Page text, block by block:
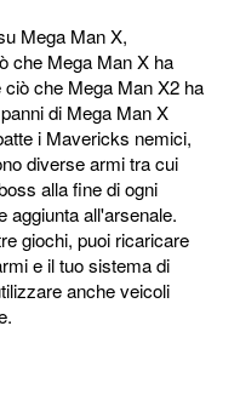
Mega Man X,
che Mega Man X ha
che Mega Man X2 ha
di Mega Man X
i Mavericks nemici,
diverse armi tra cui
alla fine di ogni
aggiunta all'arsenale.
giochi, puoi ricaricare
e il tuo sistema di
anche veicoli